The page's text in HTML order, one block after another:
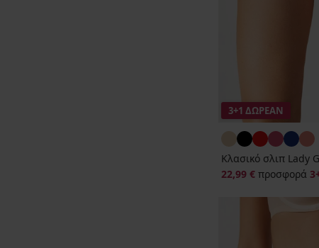
3+1 ΔΩΡΕΑΝ
Κλασικό σλιπ Lady
22,99 € προσφορά